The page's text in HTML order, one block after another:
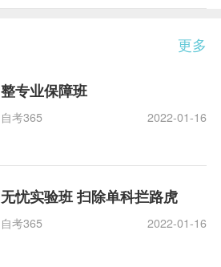
更多
整专业保障班
自考365 2022-01-16
无忧实验班 扫除单科拦路虎
自考365 2022-01-16